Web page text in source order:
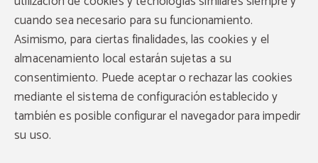
cuando sea necesario para su funcionamiento.
Asimismo, para ciertas finalidades, las cookies y el
almacenamiento local estarán sujetas a su
consentimiento. Puede aceptar o rechazar las cookies
mediante el sistema de configuración establecido y
también es posible configurar el navegador para impedir
su uso.